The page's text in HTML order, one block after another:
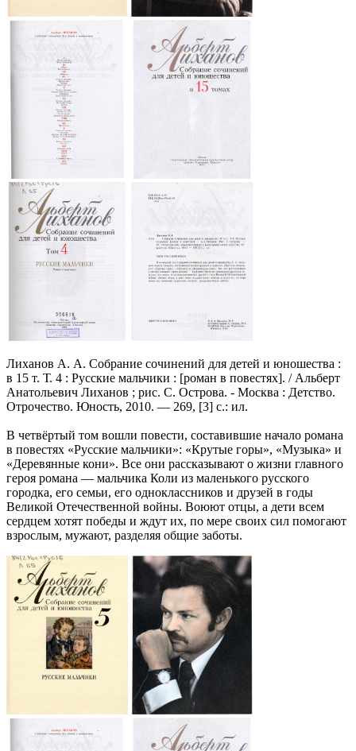
Лиханов А. А. Собрание сочинений для детей и юношества :
в 15 т. Т. 4 : Русские мальчики : [роман в повестях]. / Альберт
Анатольевич Лиханов ; рис. С. Острова. - Москва : Детство.
Отрочество. Юность, 2010. — 269, [3] с.: ил.
В четвёртый том вошли повести, составившие начало романа
в повестях «Русские мальчики»: «Крутые горы», «Музыка» и
«Деревянные кони». Все они рассказывают о жизни главного
героя романа — мальчика Коли из маленького русского
городка, его семьи, его одноклассников и друзей в годы
Великой Отечественной войны. Воюют отцы, а дети всем
сердцем хотят победы и ждут их, по мере своих сил помогают
взрослым, мужают, разделяя общие заботы.